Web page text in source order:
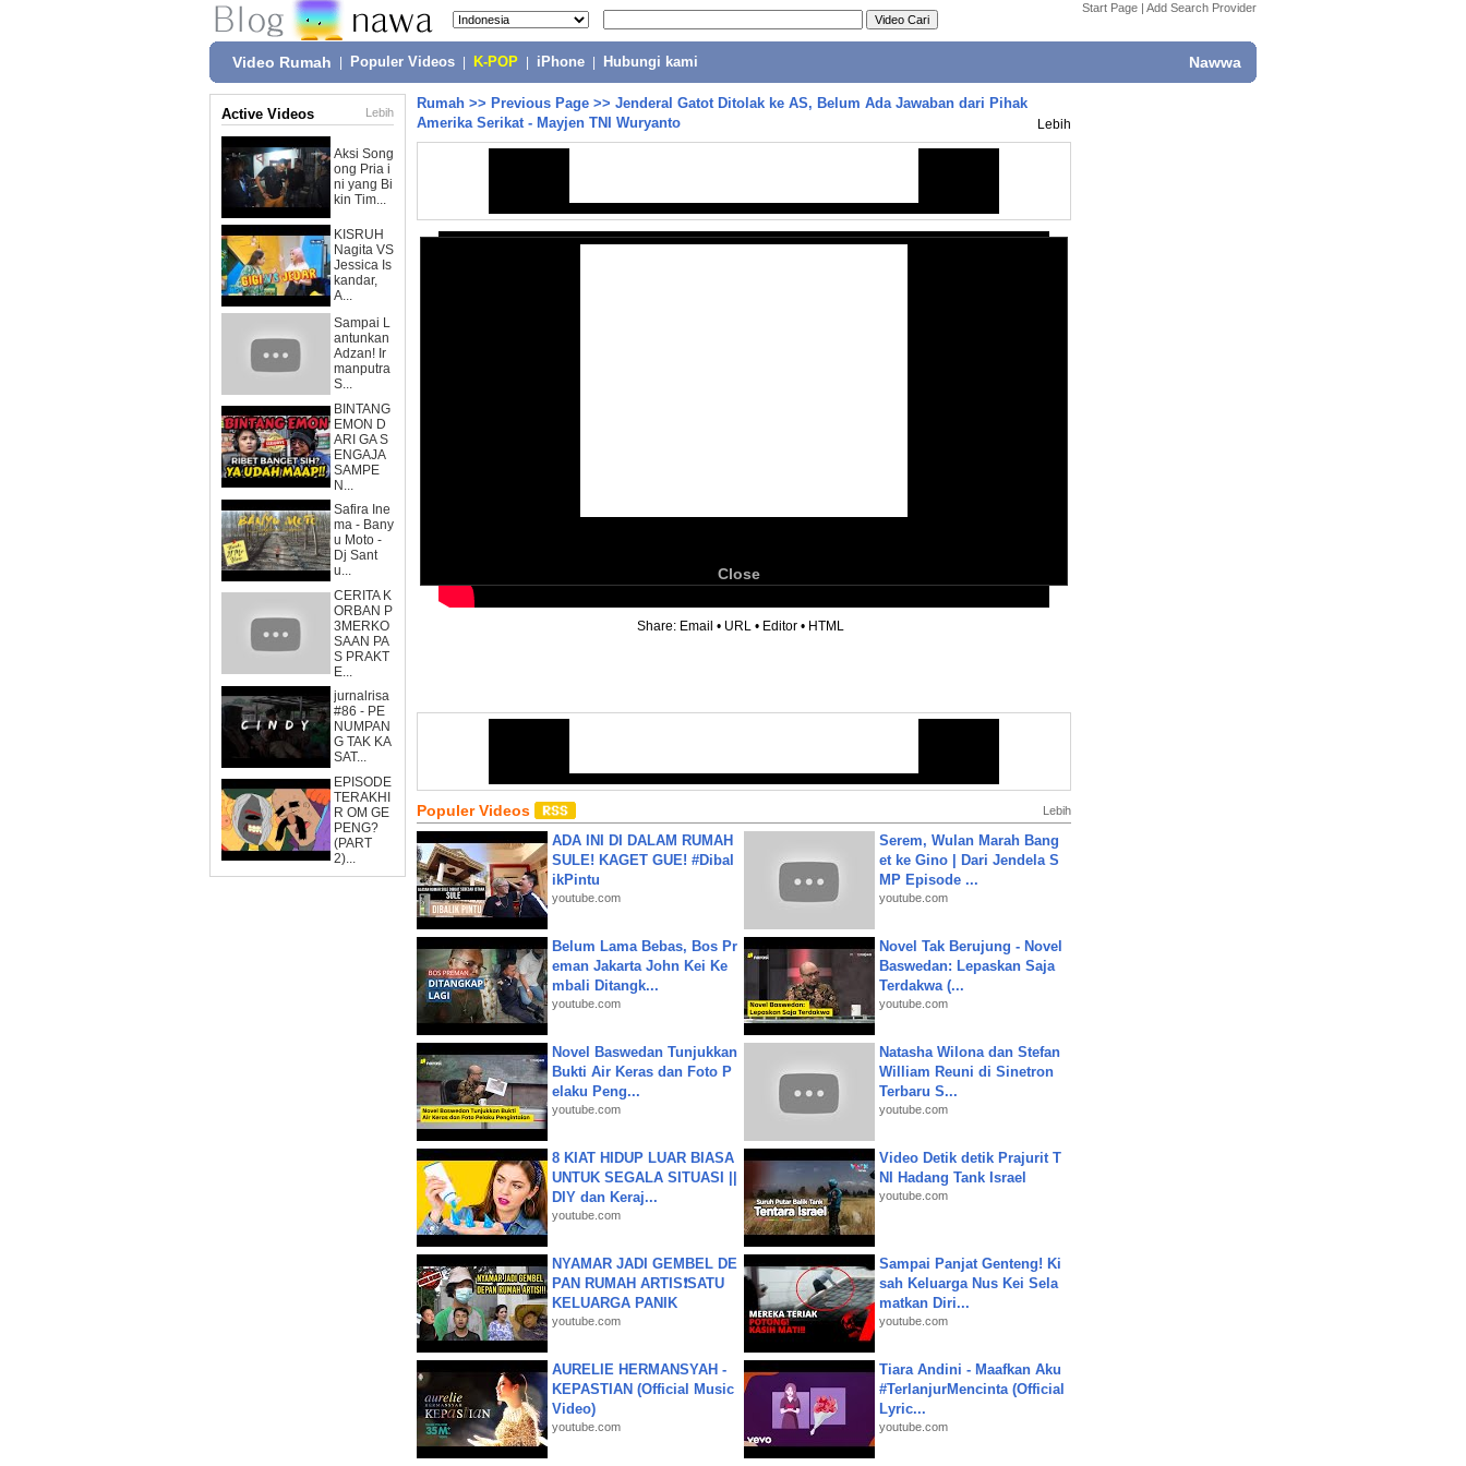
Start Page | Add Search Provider
Video Rumah Populer Videos K-POP iPhone Hubungi kami Nawwa
Active Videos Lebih
Aksi Song
ong Pria i
ni yang Bi
kin Tim...
KISRUH
Nagita VS
Jessica Is
kandar,
A...
Sampai L
antunkan
Adzan! Ir
manputra
S...
BINTANG
EMON D
ARI GA S
ENGAJA
SAMPE
N...
Safira Ine
ma - Bany
u Moto -
Dj Sant
u...
CERITA K
ORBAN P
3MERKO
SAAN PA
S PRAKT
E...
jurnalrisa
#86 - PE
NUMPAN
G TAK KA
SAT...
EPISODE
TERAKHI
R OM GE
PENG?
(PART
2)...
Rumah >> Previous Page >> Jenderal Gatot Ditolak ke AS, Belum Ada Jawaban dari Pihak
Amerika Serikat - Mayjen TNI Wuryanto
Lebih
Close
Share: Email • URL • Editor • HTML
Populer Videos Lebih
ADA INI DI DALAM RUMAH
SULE! KAGET GUE! #Dibal
ikPintu
youtube.com
Serem, Wulan Marah Bang
et ke Gino | Dari Jendela S
MP Episode ...
youtube.com
Belum Lama Bebas, Bos Pr
eman Jakarta John Kei Ke
mbali Ditangk...
youtube.com
Novel Tak Berujung - Novel
Baswedan: Lepaskan Saja
Terdakwa (...
youtube.com
Novel Baswedan Tunjukkan
Bukti Air Keras dan Foto P
elaku Peng...
youtube.com
Natasha Wilona dan Stefan
William Reuni di Sinetron
Terbaru S...
youtube.com
8 KIAT HIDUP LUAR BIASA
UNTUK SEGALA SITUASI ||
DIY dan Keraj...
youtube.com
Video Detik detik Prajurit T
NI Hadang Tank Israel
youtube.com
NYAMAR JADI GEMBEL DE
PAN RUMAH ARTIS❗SATU
KELUARGA PANIK
youtube.com
Sampai Panjat Genteng! Ki
sah Keluarga Nus Kei Sela
matkan Diri...
youtube.com
AURELIE HERMANSYAH -
KEPASTIAN (Official Music
Video)
youtube.com
Tiara Andini - Maafkan Aku
#TerlanjurMencinta (Official
Lyric...
youtube.com